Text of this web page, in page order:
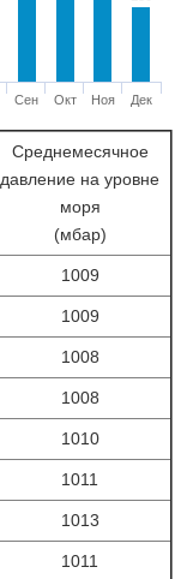
Сен Окт Ноя Дек
Среднемесячное
давление на уровне
моря
(мбар)
1009
1009
1008
1008
1010
1011
1013
1011